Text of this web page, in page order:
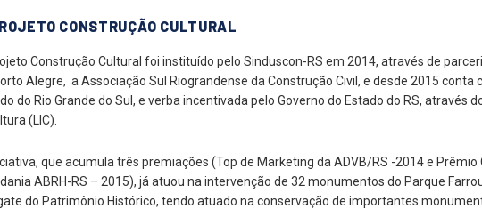
CONSTRUÇÃO CULTURAL
Construção Cultural foi instituído pelo Sinduscon-RS em 2014, através de
Alegre, a Associação Sul Riograndense da Construção Civil, e desde 2015 conta
do Rio Grande do Sul, e verba incentivada pelo Governo do Estado do RS, através
(LIC).
que acumula três premiações (Top de Marketing da ADVB/RS -2014 e Prêmio
ABRH-RS – 2015), já atuou na intervenção de 32 monumentos do Parque
do Patrimônio Histórico, tendo atuado na conservação de importantes